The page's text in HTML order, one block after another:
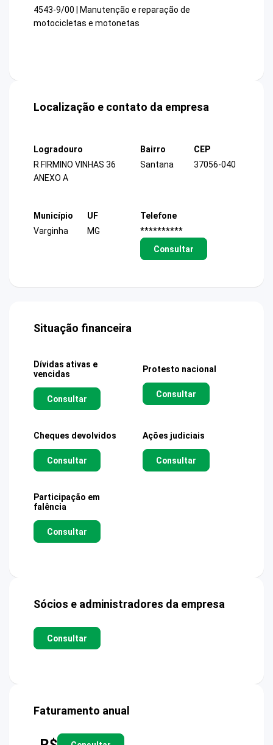
4543-9/00 | Manutenção e reparação de
motocicletas e motonetas
Localização e contato da empresa
Logradouro
R FIRMINO VINHAS 36
ANEXO A
Bairro
Santana
CEP
37056-040
Município
Varginha
UF
MG
Telefone
**********
Consultar
Situação financeira
Dívidas ativas e
vencidas
Consultar
Protesto nacional
Consultar
Cheques devolvidos
Consultar
Ações judiciais
Consultar
Participação em
falência
Consultar
Sócios e administradores da empresa
Consultar
Faturamento anual